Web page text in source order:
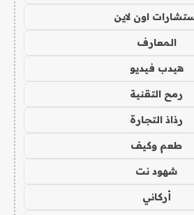
اون لاين
المعارف
هيدب فيديو
رمح التقنية
رذاذ التجارة
طعم وكيف
شهود نت
أركاني